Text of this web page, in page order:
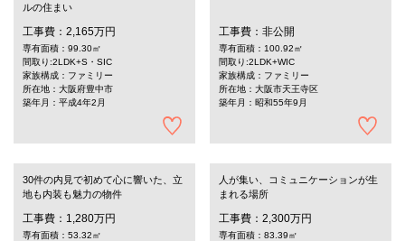
ルの住まい
工事費：2,165万円
専有面積：99.30㎡
間取り:2LDK+S・SIC
家族構成：ファミリー
所在地：大阪府豊中市
築年月：平成4年2月
工事費：非公開
専有面積：100.92㎡
間取り:2LDK+WIC
家族構成：ファミリー
所在地：大阪市天王寺区
築年月：昭和55年9月
30件の内見で初めて心に響いた、立
地も内装も魅力の物件
工事費：1,280万円
専有面積：53.32㎡
人が集い、コミュニケーションが生
まれる場所
工事費：2,300万円
専有面積：83.39㎡